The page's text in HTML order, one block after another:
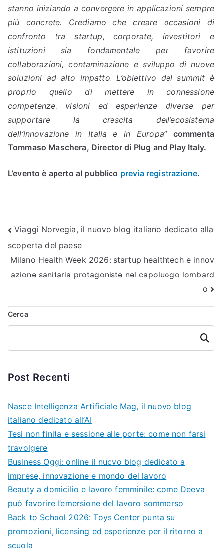
stanno iniziando a convergere in applicazioni sempre
più concrete. Crediamo che creare occasioni di
confronto tra startup, corporate, investitori e
istituzioni sia fondamentale per favorire
collaborazioni, contaminazione e sviluppo di nuove
soluzioni ad alto impatto. L’obiettivo del summit è
proprio quello di mettere in connessione
competenze, visioni ed esperienze diverse per
supportare la crescita dell’ecosistema
dell’innovazione in Italia e in Europa” commenta
Tommaso Maschera, Director di Plug and Play Italy.
L’evento è aperto al pubblico previa registrazione.
Navigazione
articoli
Viaggi Norvegia, il nuovo blog italiano dedicato alla
scoperta del paese
Milano Health Week 2026: startup healthtech e innov
azione sanitaria protagoniste nel capoluogo lombard
o
Cerca
Cerca
Post Recenti
Nasce Intelligenza Artificiale Mag, il nuovo blog
italiano dedicato all’AI
Tesi non finita e sessione alle porte: come non farsi
travolgere
Business Oggi: online il nuovo blog dedicato a
imprese, innovazione e mondo del lavoro
Beauty a domicilio e lavoro femminile: come Deeva
può favorire l’emersione del lavoro sommerso
Back to School 2026: Toys Center punta su
promozioni, licensing ed esperienze per il ritorno a
scuola